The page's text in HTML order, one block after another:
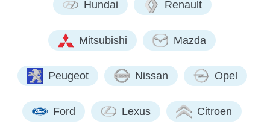
Hundai Renault
Mitsubishi Mazda
Peugeot Nissan Opel
Ford Lexus Citroen